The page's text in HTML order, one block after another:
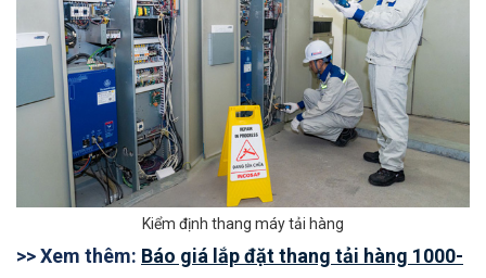
Kiểm định thang máy tải hàng
>> Xem thêm: Báo giá lắp đặt thang tải hàng 1000-